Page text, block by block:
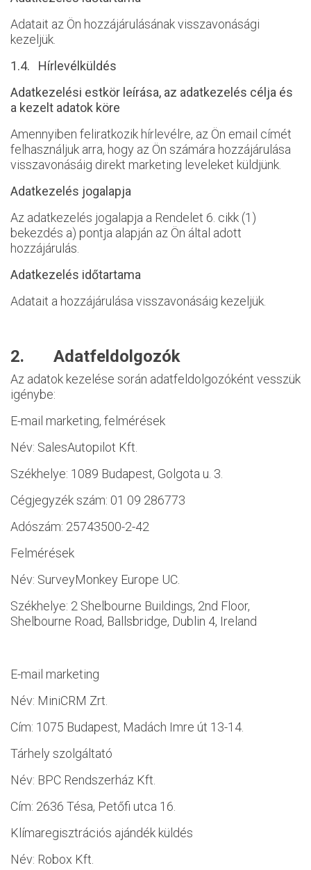
Adatait az Ön hozzájárulásának visszavonásági
kezeljük.
1.4. Hírlevélküldés
Adatkezelési estkör leírása, az adatkezelés célja és
a kezelt adatok köre
Amennyiben feliratkozik hírlevélre, az Ön email címét
felhasználjuk arra, hogy az Ön számára hozzájárulása
visszavonásáig direkt marketing leveleket küldjünk.
Adatkezelés jogalapja
Az adatkezelés jogalapja a Rendelet 6. cikk (1)
bekezdés a) pontja alapján az Ön által adott
hozzájárulás.
Adatkezelés időtartama
Adatait a hozzájárulása visszavonásáig kezeljük.
2. Adatfeldolgozók
Az adatok kezelése során adatfeldolgozóként vesszük
igénybe:
E-mail marketing, felmérések
Név: SalesAutopilot Kft.
Székhelye: 1089 Budapest, Golgota u. 3.
Cégjegyzék szám: 01 09 286773
Adószám: 25743500-2-42
Felmérések
Név: SurveyMonkey Europe UC.
Székhelye: 2 Shelbourne Buildings, 2nd Floor,
Shelbourne Road, Ballsbridge, Dublin 4, Ireland
E-mail marketing
Név: MiniCRM Zrt.
Cím: 1075 Budapest, Madách Imre út 13-14.
Tárhely szolgáltató
Név: BPC Rendszerház Kft.
Cím: 2636 Tésa, Petőfi utca 16.
Klímaregisztrációs ajándék küldés
Név: Robox Kft.